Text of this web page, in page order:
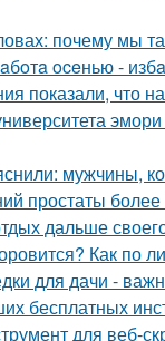
почему мы
oceнью -
показали, что
мужчины,
простаты
дальше
Как по
для дачи -
бесплатных
для веб-